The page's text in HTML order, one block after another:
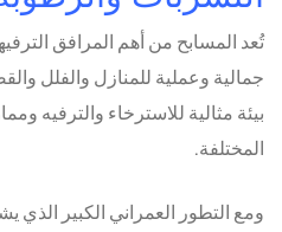
تُعد المسابح من أهم المرافق
جمالية وعملية للمنازل والفلل
بيئة مثالية للاسترخاء والترفيه
المختلفة.
ومع التطور العمراني الكبير الذي